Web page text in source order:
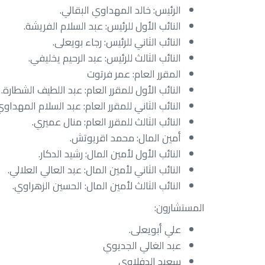
الرئيس: خالد المهداوي البقالي.
النائب الأول للرئيس: عبد السلام الفريشة.
النائب الثاني للرئيس: رجاء بويعلى.
النائب الثالث للرئيس: عبد الرحيم يخليفي.
المقرر العام: عمر فرتوت
النائب الأول للمقرر العام: عبد اللطيف الشطارة.
النائب الثاني للمقرر العام: عبد السلام
النائب الثالث للمقرر العام: منال عميري.
أمين المال: محمد اقريوتش.
النائب الأول لأمين المال: رشيد الدكار.
النائب الثاني لأمين المال: عبد العالي العلالي.
النائب الثالث لأمين المال: الحسين الزهراوي.
المستشارون:
علي أبويعلى.
عبد الغالي الجديوي